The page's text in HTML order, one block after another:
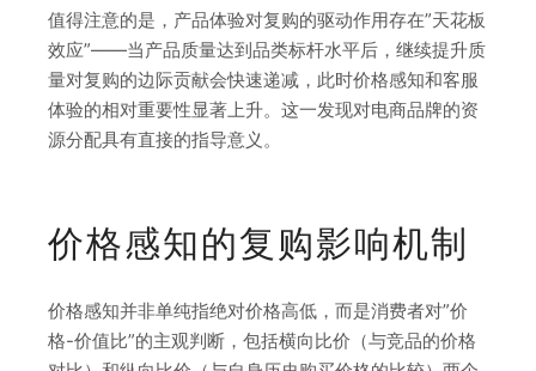
值得注意的是，产品体验对复购的驱动作用存在”天花板
效应”——当产品质量达到品类标杆水平后，继续提升质
量对复购的边际贡献会快速递减，此时价格感知和客服
体验的相对重要性显著上升。这一发现对电商品牌的资
源分配具有直接的指导意义。
价格感知的复购影响机制
价格感知并非单纯指绝对价格高低，而是消费者对”价
格-价值比”的主观判断，包括横向比价（与竞品的价格